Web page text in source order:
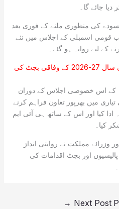
جائے گا۔
کی منظوری ملنے کے فوری بعد
قومی اسمبلی کے اجلاس میں نئے
لیے روانہ ہو گئے۔
وزیراعظم نے مالی سال 27-2026 کے وفاقی بجٹ کی
کے اس خصوصی اجلاس کے دوران
کے بجٹ کی تیاری میں بھرپور تعاون فراہم کرنے
ادا کیا اور اس کے ساتھ ہی آئی ایم
کیا۔
وزرائے مملکت نے روایتی انداز
اور بجٹ اقدامات کی
Next Post
→